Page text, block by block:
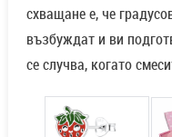
схващане е, че
възбуждат и ви
се случва, когато